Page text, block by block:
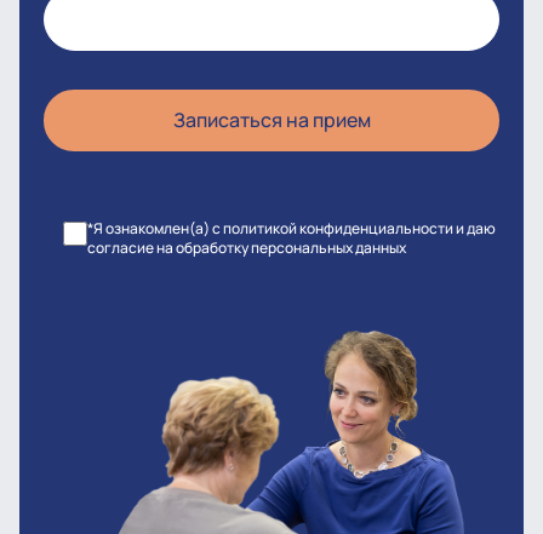
*Я ознакомлен(а) с политикой конфиденциальности и даю
согласие на обработку персональных данных